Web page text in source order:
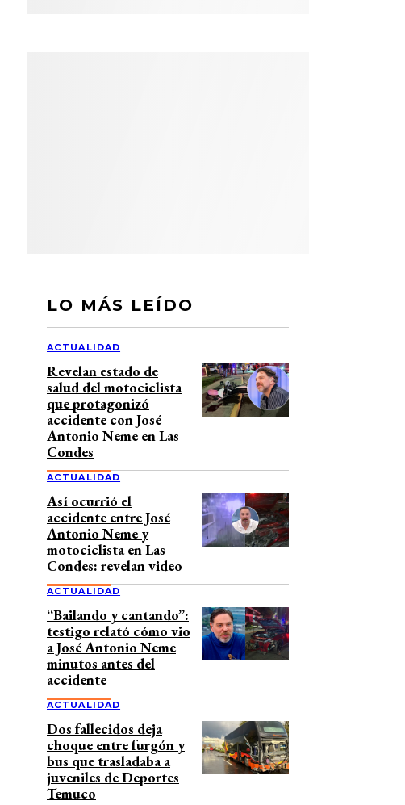
LO MÁS LEÍDO
ACTUALIDAD
Revelan estado de
salud del motociclista
que protagonizó
accidente con José
Antonio Neme en Las
Condes
ACTUALIDAD
Así ocurrió el
accidente entre José
Antonio Neme y
motociclista en Las
Condes: revelan video
ACTUALIDAD
“Bailando y cantando”:
testigo relató cómo vio
a José Antonio Neme
minutos antes del
accidente
ACTUALIDAD
Dos fallecidos deja
choque entre furgón y
bus que trasladaba a
juveniles de Deportes
Temuco